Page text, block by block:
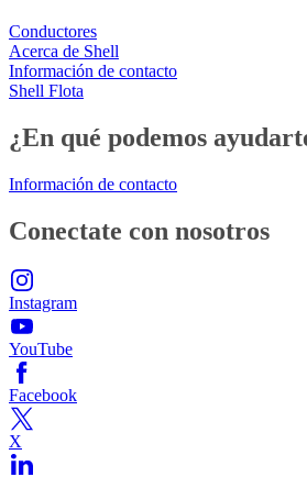
Conductores
Acerca de Shell
Información de contacto
Shell Flota
¿En qué podemos
Información de contacto
Conectate con nosotros
Instagram
YouTube
Facebook
X